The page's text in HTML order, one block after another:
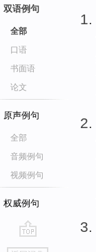
双语例句
全部
口语
书面语
论文
原声例句
全部
音频例句
视频例句
权威例句
go